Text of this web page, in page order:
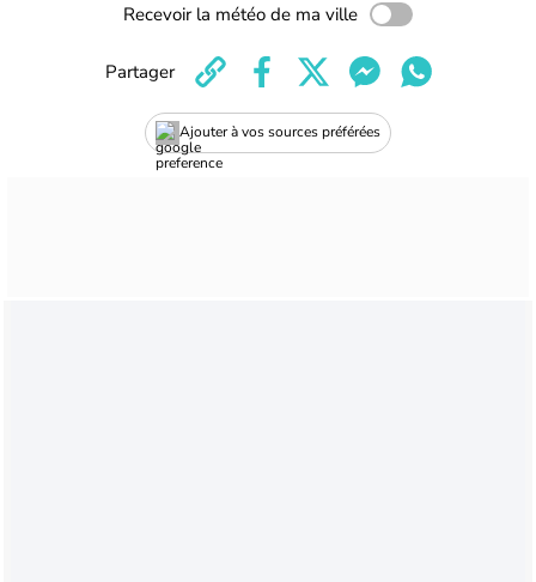
Recevoir la météo de ma ville
Ajouter à vos sources préférées
Partager